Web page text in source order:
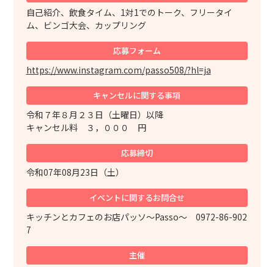
自己紹介、飲食タイム、1対1でのトーク、フリータイ
ム、ビンゴ大会、カップリング
応募フォーム
https://www.instagram.com/passo508/?hl=ja
キャンセルに関する事項
令和７年８月２３日（土曜日）以降
キャンセル料 ３，０００ 円
応募締切
令和07年08月23日（土）
イベントに関するお問合せ
キッチンとカフェのお店パッソ～Passo～ 0972-86-902
7
主催